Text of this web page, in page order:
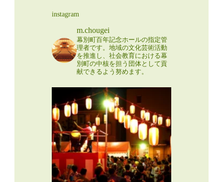
instagram
m.chougei
幕別町百年記念ホールの指定管
理者です。地域の文化芸術活動
を推進し、社会教育における幕
別町の中核を担う団体として貢
献できるよう努めます。